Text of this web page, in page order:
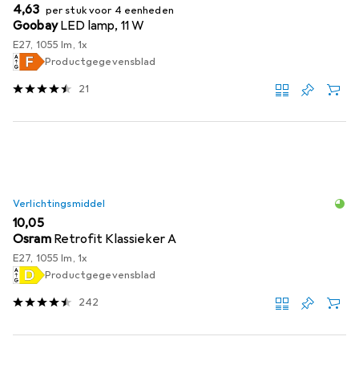
EUR
4,63 per stuk voor 4 eenheden
Goobay LED lamp, 11 W
E27, 1055 lm, 1x
Productgegevensblad
21
Verlichtingsmiddel
EUR
10,05
Osram Retrofit Klassieker A
E27, 1055 lm, 1x
Productgegevensblad
242